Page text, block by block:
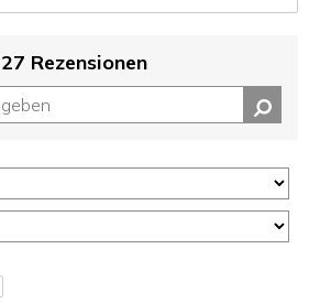
27 Rezensionen